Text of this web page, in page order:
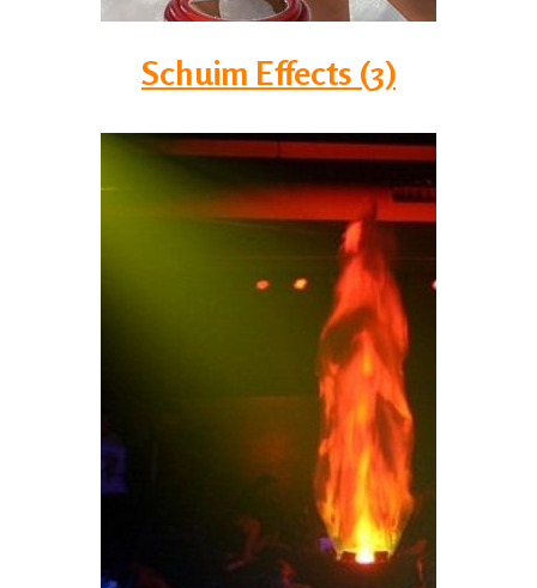
Schuim Effects (3)